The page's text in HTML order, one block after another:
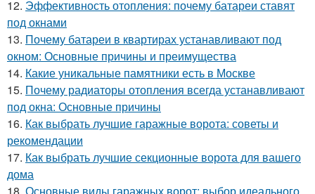
12. Эффективность отопления: почему батареи ставят
под окнами
13. Почему батареи в квартирах устанавливают под
окном: Основные причины и преимущества
14. Какие уникальные памятники есть в Москве
15. Почему радиаторы отопления всегда устанавливают
под окна: Основные причины
16. Как выбрать лучшие гаражные ворота: советы и
рекомендации
17. Как выбрать лучшие секционные ворота для вашего
дома